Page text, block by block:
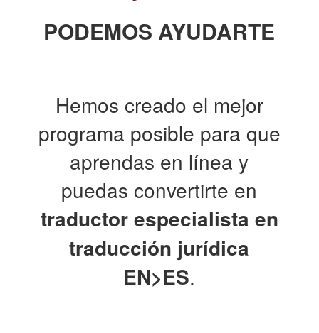
PODEMOS AYUDARTE
Hemos creado el mejor
programa posible para que
aprendas en línea y
puedas convertirte en
traductorespecialista en
traducción jurídica
EN>ES.